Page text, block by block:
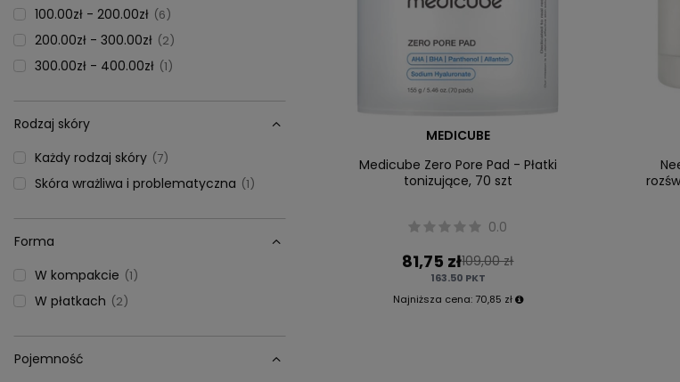
100.00zł - 200.00zł 6
200.00zł - 300.00zł 2
300.00zł - 400.00zł 1
Rodzaj skóry
Każdy rodzaj skóry
7
Skóra wrażliwa i problematyczna 1
Forma
W kompakcie
1
W płatkach 2
Pojemność
MEDICUBE
Medicube Zero Pore Pad - Płatki
tonizujące, 70 szt
0.0
81,75 zł109,00 zł
163.50 PKT
Najniższa cena: 70,85 zł